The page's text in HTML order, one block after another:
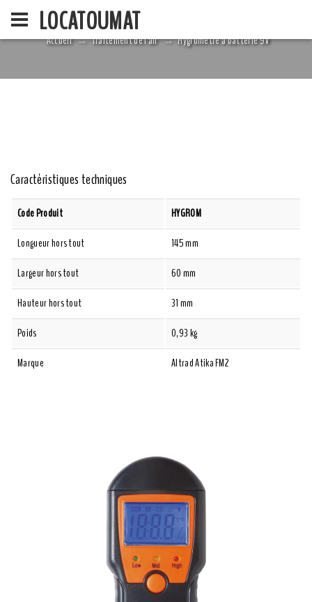
LOCATOUMAT
Accueil Traitement de l'air Hygromètre à batterie 9V
Caractéristiques techniques
Code Produit
HYGROM
Longueur hors tout
145 mm
Largeur hors tout
60 mm
Hauteur hors tout
31 mm
Poids
0,93 kg
Marque
Altrad Atika FM2